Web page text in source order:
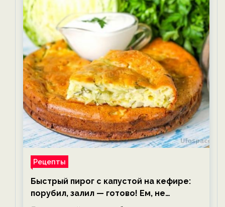
Рецепты
Быстрый пирог с капустой на кефире:
порубил, залил — готово! Ем, не